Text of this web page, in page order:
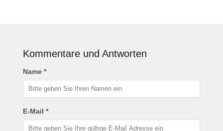
Kommentare und Antworten
Name *
E-Mail *